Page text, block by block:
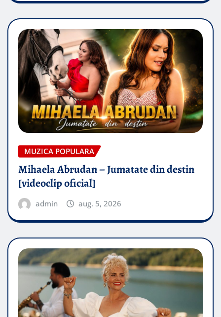
MUZICA POPULARA
Mihaela Abrudan – Jumatate din destin
[videoclip oficial]
admin aug. 5, 2026